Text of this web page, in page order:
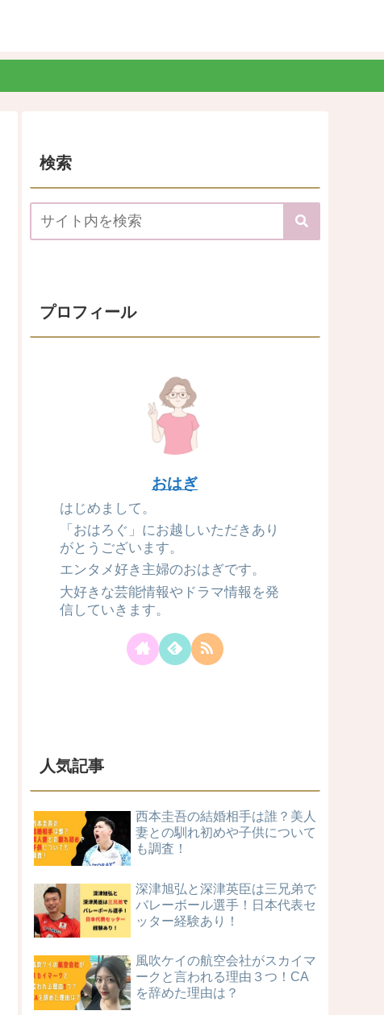
検索
プロフィール
おはぎ
はじめまして。
「おはろぐ」にお越しいただきあり
がとうございます。
エンタメ好き主婦のおはぎです。
大好きな芸能情報やドラマ情報を発
信していきます。
人気記事
西本圭吾の結婚相手は誰？美人
妻との馴れ初めや子供について
も調査！
深津旭弘と深津英臣は三兄弟で
バレーボール選手！日本代表セ
ッター経験あり！
風吹ケイの航空会社がスカイマ
ークと言われる理由３つ！CA
を辞めた理由は？